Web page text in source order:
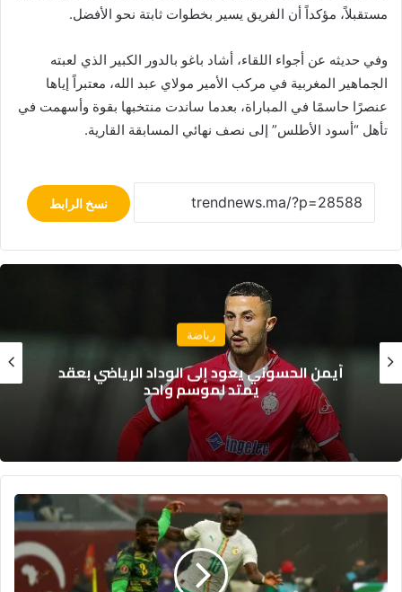
مستقبلاً، مؤكداً أن الفريق يسير بخطوات ثابتة نحو الأفضل.
وفي حديثه عن أجواء اللقاء، أشاد باغو بالدور الكبير الذي لعبته
الجماهير المغربية في مركب الأمير مولاي عبد الله، معتبراً إياها
عنصرًا حاسمًا في المباراة، بعدما ساندت منتخبها بقوة وأسهمت في
تأهل “أسود الأطلس” إلى نصف نهائي المسابقة القارية.
نسخ الرابط
رياضة
أيمن الحسوني يعود إلى الوداد الرياضي بعقد
يمتد لموسم واحد
منتخب
نصف
النهائي